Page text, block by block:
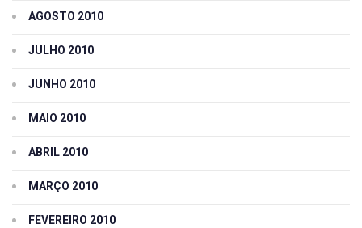
AGOSTO 2010
JULHO 2010
JUNHO 2010
MAIO 2010
ABRIL 2010
MARÇO 2010
FEVEREIRO 2010